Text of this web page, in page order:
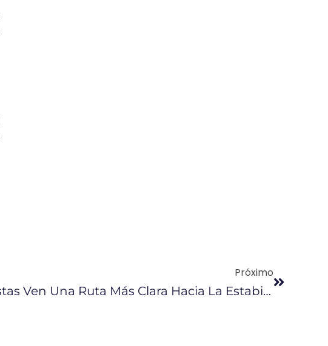
Próximo
Inversionistas Ven Una Ruta Más Clara Hacia La Estabilización Fiscal, Dice Ministro